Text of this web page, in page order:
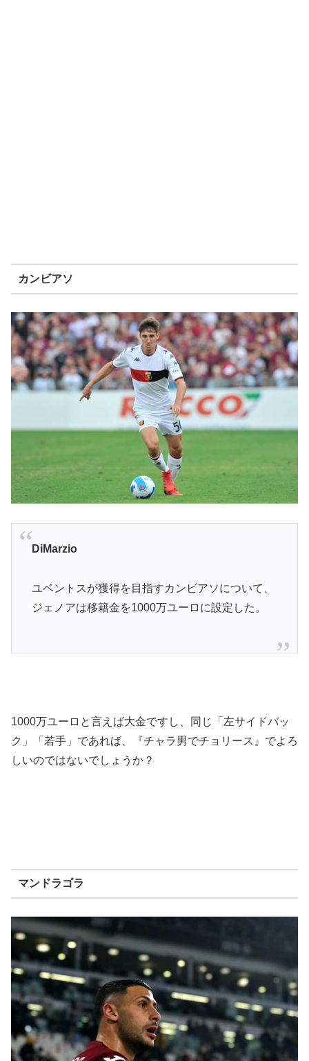
カンビアソ
DiMarzio
ユベントスが獲得を目指すカンビアソについて、
ジェノアは移籍金を1000万ユーロに設定した。
1000万ユーロと言えば大金ですし、同じ「左サイドバッ
ク」「若手」であれば、『チャラ男でチョリース』でよろ
しいのではないでしょうか？
マンドラゴラ